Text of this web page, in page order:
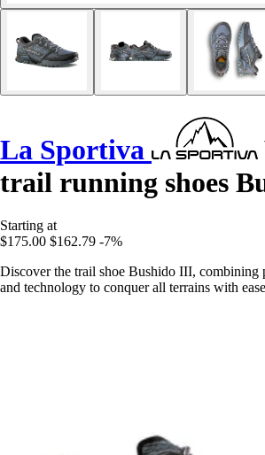
La Sportiva
trail running shoes
Starting at
$175.00 $162.79 -7%
Discover the trail shoe Bushido III, combining
and technology to conquer all terrains with